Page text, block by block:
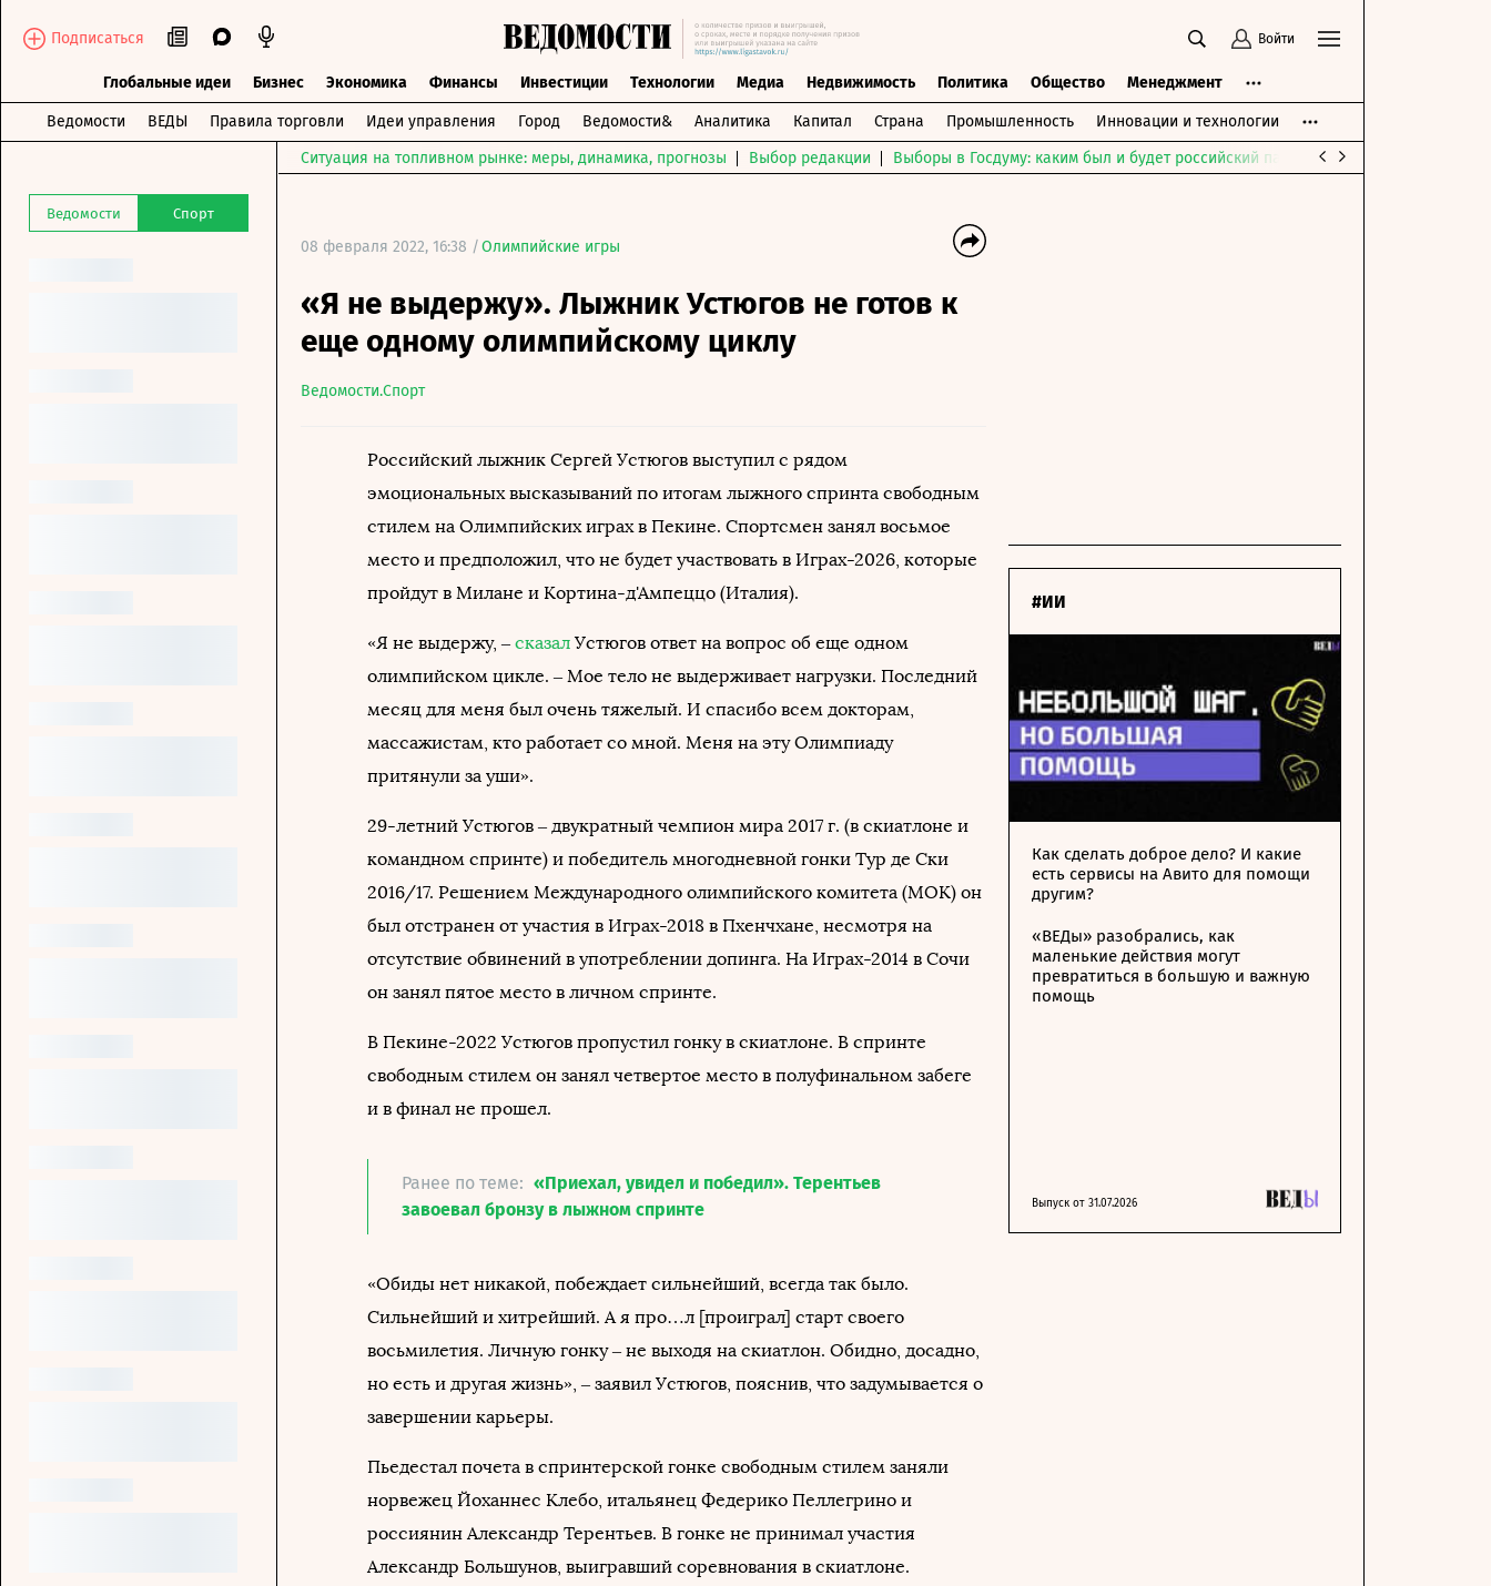
Подписаться Войти
Глобальные идеи Бизнес Экономика Финансы Инвестиции Технологии Медиа Недвижимость Политика Общество Менеджмент
Ведомости ВЕДЫ Правила торговли Идеи управления Город Ведомости& Аналитика Капитал Страна Промышленность Инновации и технологии
Ведомости Спорт
Ситуация на топливном рынке: меры, динамика, прогнозы Выбор редакции Выборы в Госдуму: каким был и будет российский парламент
08 февраля 2022, 16:38 /Олимпийские игры
«Я не выдержу». Лыжник Устюгов не готов к
еще одному олимпийскому циклу
Ведомости.Спорт
Российский лыжник Сергей Устюгов выступил с рядом
эмоциональных высказываний по итогам лыжного спринта свободным
стилем на Олимпийских играх в Пекине. Спортсмен занял восьмое
место и предположил, что не будет участвовать в Играх-2026, которые
пройдут в Милане и Кортина-д'Ампеццо (Италия).
«Я не выдержу, – сказал Устюгов ответ на вопрос об еще одном
олимпийском цикле. – Мое тело не выдерживает нагрузки. Последний
месяц для меня был очень тяжелый. И спасибо всем докторам,
массажистам, кто работает со мной. Меня на эту Олимпиаду
притянули за уши».
29-летний Устюгов – двукратный чемпион мира 2017 г. (в скиатлоне и
командном спринте) и победитель многодневной гонки Тур де Ски
2016/17. Решением Международного олимпийского комитета (МОК) он
был отстранен от участия в Играх-2018 в Пхенчхане, несмотря на
отсутствие обвинений в употреблении допинга. На Играх-2014 в Сочи
он занял пятое место в личном спринте.
В Пекине-2022 Устюгов пропустил гонку в скиатлоне. В спринте
свободным стилем он занял четвертое место в полуфинальном забеге
и в финал не прошел.
Ранее по теме: «Приехал, увидел и победил». Терентьев
завоевал бронзу в лыжном спринте
«Обиды нет никакой, побеждает сильнейший, всегда так было.
Сильнейший и хитрейший. А я про…л [проиграл] старт своего
восьмилетия. Личную гонку – не выходя на скиатлон. Обидно, досадно,
но есть и другая жизнь», – заявил Устюгов, пояснив, что задумывается о
завершении карьеры.
Пьедестал почета в спринтерской гонке свободным стилем заняли
норвежец Йоханнес Клебо, итальянец Федерико Пеллегрино и
россиянин Александр Терентьев. В гонке не принимал участия
Александр Большунов, выигравший соревнования в скиатлоне.
#ИИ
Как сделать доброе дело? И какие
есть сервисы на Авито для помощи
другим?
«ВЕДы» разобрались, как
маленькие действия могут
превратиться в большую и важную
помощь
Выпуск от 31.07.2026